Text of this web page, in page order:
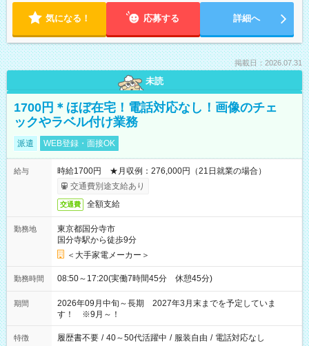
気になる！ 応募する 詳細へ
掲載日：2026.07.31
未読
1700円＊ほぼ在宅！電話対応なし！画像のチェ
ックやラベル付け業務
派遣 WEB登録・面接OK
給与
時給1700円 ★月収例：276,000円（21日就業の場合）
交通費別途支給あり
交通費 全額支給
勤務地
東京都国分寺市
国分寺駅から徒歩9分
＜大手家電メーカー＞
勤務時間 08:50～17:20(実働7時間45分 休憩45分)
期間
2026年09月中旬～長期 2027年3月末までを予定していま
す！ ※9月～！
特徴 履歴書不要 / 40～50代活躍中 / 服装自由 / 電話対応なし